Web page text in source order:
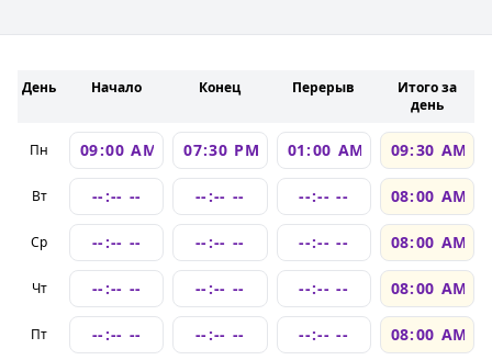
День Начало Конец Перерыв
Итого за
день
Пн
Вт
Ср
Чт
Пт